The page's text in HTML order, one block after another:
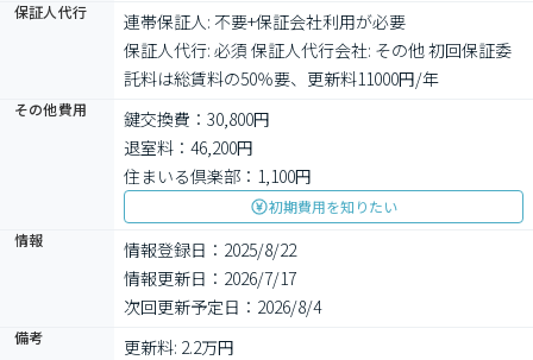
保証人代行
連帯保証人: 不要+保証会社利用が必要
保証人代行: 必須 保証人代行会社: その他 初回保証委
託料は総賃料の50％要、更新料11000円/年
その他費用
鍵交換費：30,800円
退室料：46,200円
住まいる倶楽部：1,100円
初期費用を知りたい
情報
情報登録日：2025/8/22
情報更新日：2026/7/17
次回更新予定日：2026/8/4
備考 更新料: 2.2万円